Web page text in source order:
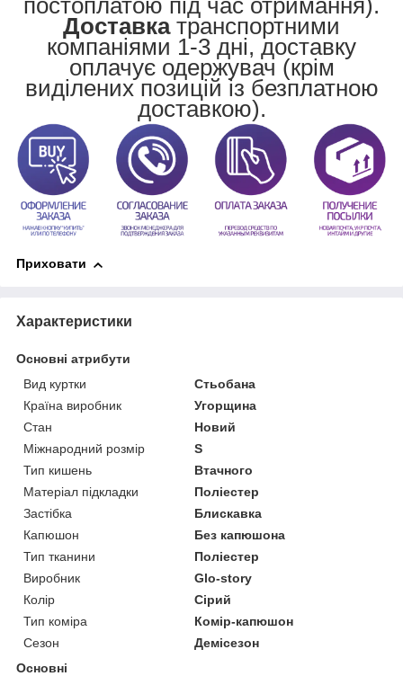
постоплатою під час отримання).
Доставкатранспортними
компаніями 1-3 дні, доставку
оплачує одержувач (крім
виділених позицій із безплатною
доставкою).
Приховати
Характеристики
Основні атрибути
Вид куртки
Стьобана
Країна виробник
Угорщина
Стан
Новий
Міжнародний розмір
S
Тип кишень
Втачного
Матеріал підкладки
Поліестер
Застібка
Блискавка
Капюшон
Без капюшона
Тип тканини
Поліестер
Виробник
Glo-story
Колір
Сірий
Тип коміра
Комір-капюшон
Сезон
Демісезон
Основні